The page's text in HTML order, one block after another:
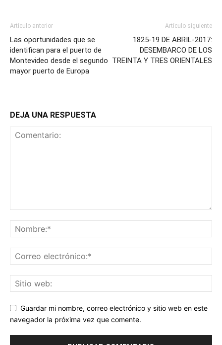
Artículo anterior
Las oportunidades que se
identifican para el puerto de
Montevideo desde el segundo
mayor puerto de Europa
Artículo siguiente
1825-19 DE ABRIL-2017:
DESEMBARCO DE LOS
TREINTA Y TRES ORIENTALES
DEJA UNA RESPUESTA
Guardar mi nombre, correo electrónico y sitio web en este
navegador la próxima vez que comente.